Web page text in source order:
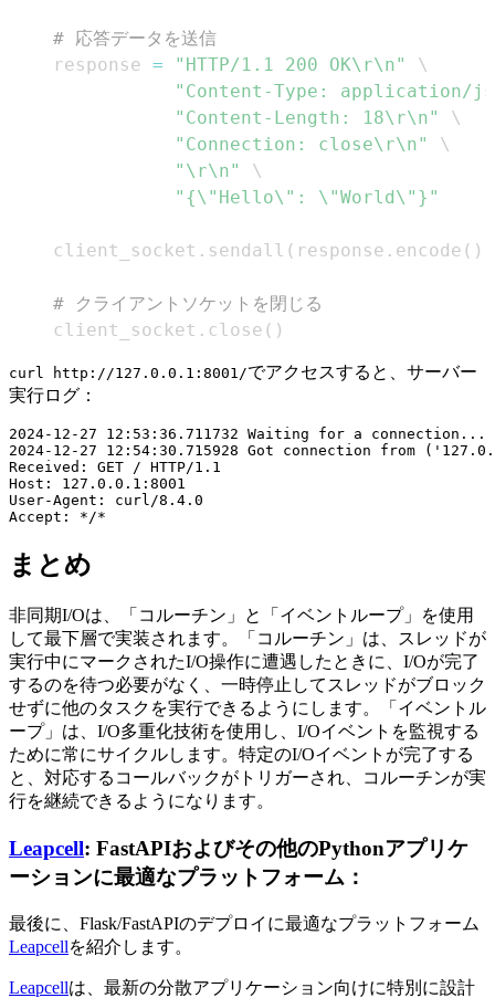
# 応答データを送信
    response
= "HTTP/1.1 200 OK\r\n"
"Content-Type: application/
"Content-Length: 18\r\n"
"Connection: close\r\n"
"\r\n"
"{\"Hello\": \"World\"}"
    client_socket
. sendall ( response . encode ( )
# クライアントソケットを閉じる
    client_socket
. close ( )
curl http://127.0.0.1:8001/でアクセスすると、サーバー
実行ログ：
2024-12-27 12:53:36.711732 Waiting for a connection...
2024-12-27 12:54:30.715928 Got connection from
Received: GET / HTTP/1.1
Host: 127.0.0.1:8001
User-Agent: curl/8.4.0
まとめ
非同期I/Oは、「コルーチン」と「イベントループ」を使用
して最下層で実装されます。「コルーチン」は、スレッドが
実行中にマークされたI/O操作に遭遇したときに、I/Oが完了
するのを待つ必要がなく、一時停止してスレッドがブロック
せずに他のタスクを実行できるようにします。「イベントル
ープ」は、I/O多重化技術を使用し、I/Oイベントを監視する
ために常にサイクルします。特定のI/Oイベントが完了する
と、対応するコールバックがトリガーされ、コルーチンが実
行を継続できるようになります。
Leapcell: FastAPIおよびその他のPythonアプリケ
ーションに最適なプラットフォーム：
最後に、Flask/FastAPIのデプロイに最適なプラットフォーム
Leapcellを紹介します。
Leapcellは、最新の分散アプリケーション向けに特別に設計